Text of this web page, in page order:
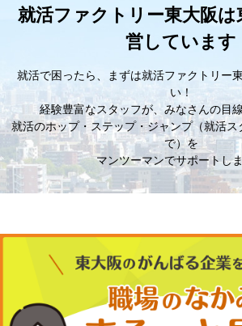
就活ファクトリー東大阪は
営しています
就活で困ったら、まずは就活ファクトリー
い！
経験豊富なスタッフが、みなさんの目
就活のホップ・ステップ・ジャンプ（就活ス
で）を
マンツーマンでサポートし